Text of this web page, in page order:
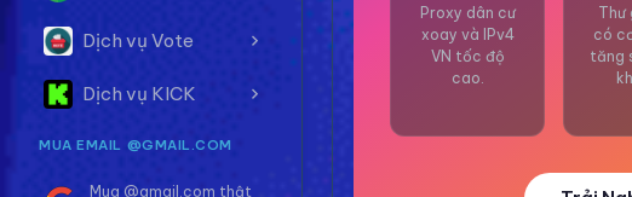
Dịch vụ Vote
Dịch vụ KICK
MUA EMAIL @GMAIL.COM
Mua @gmail.com thật
Proxy dân cư
xoay và IPv4
VN tốc độ
cao.
Thư
có
tăng